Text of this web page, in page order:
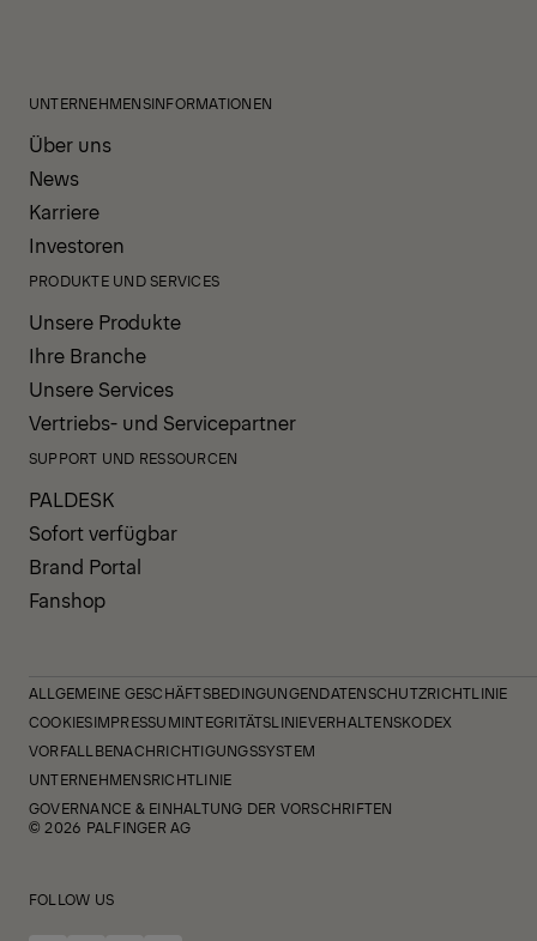
UNTERNEHMENSINFORMATIONEN
Über uns
News
Karriere
Investoren
PRODUKTE UND SERVICES
Unsere Produkte
Ihre Branche
Unsere Services
Vertriebs- und Servicepartner
SUPPORT UND RESSOURCEN
PALDESK
Sofort verfügbar
Brand Portal
Fanshop
ALLGEMEINE GESCHÄFTSBEDINGUNGENDATENSCHUTZRICHTLINIE
COOKIESIMPRESSUMINTEGRITÄTSLINIEVERHALTENSKODEX
VORFALLBENACHRICHTIGUNGSSYSTEM
UNTERNEHMENSRICHTLINIE
GOVERNANCE & EINHALTUNG DER VORSCHRIFTEN
© 2026 PALFINGER AG
FOLLOW US